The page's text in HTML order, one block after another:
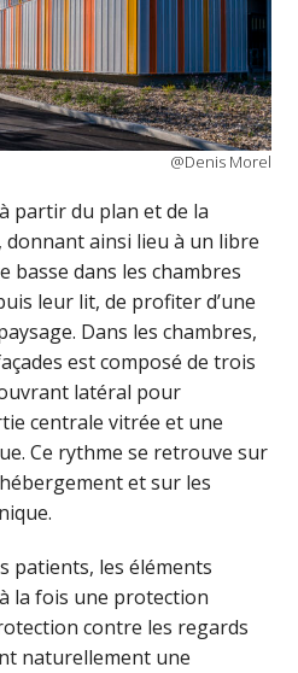
@Denis Morel
partir du plan et de la
donnant ainsi lieu à un libre
basse dans les chambres
leur lit, de profiter d’une
Dans les chambres,
est composé de trois
latéral pour
centrale vitrée et une
Ce rythme se retrouve sur
et sur les
patients, les éléments
la fois une protection
contre les regards
naturellement une